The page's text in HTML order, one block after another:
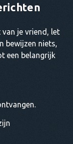
je vriend, let
bewijzen niets,
een belangrijk